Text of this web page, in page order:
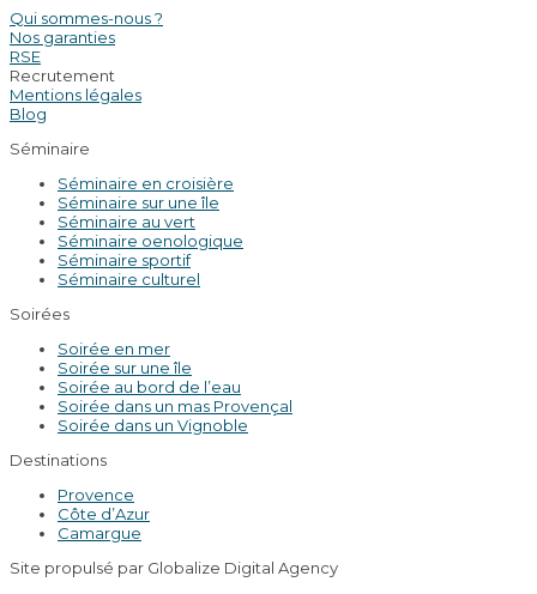
Qui sommes-nous ?
Nos garanties
RSE
Recrutement
Mentions légales
Blog
Séminaire
Séminaire en croisière
Séminaire sur une île
Séminaire au vert
Séminaire oenologique
Séminaire sportif
Séminaire culturel
Soirées
Soirée en mer
Soirée sur une île
Soirée au bord de l’eau
Soirée dans un mas Provençal
Soirée dans un Vignoble
Destinations
Provence
Côte d’Azur
Camargue
Site propulsé par Globalize Digital Agency